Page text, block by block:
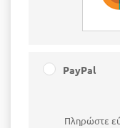
PayPal
Πληρώστε